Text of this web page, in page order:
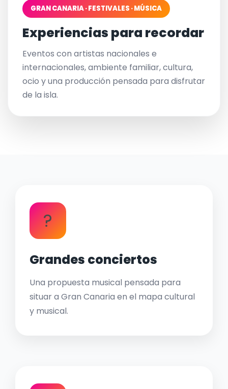
GRAN CANARIA · FESTIVALES · MÚSICA
Experiencias para recordar
Eventos con artistas nacionales e
internacionales, ambiente familiar, cultura,
ocio y una producción pensada para disfrutar
de la isla.
?
Grandes conciertos
Una propuesta musical pensada para
situar a Gran Canaria en el mapa cultural
y musical.